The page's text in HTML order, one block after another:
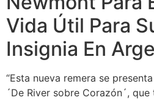
Vida Útil Para
Insignia En
“Esta nueva remera se
´De River sobre Corazón´,